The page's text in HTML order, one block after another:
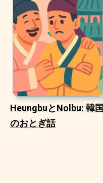
HeungbuとNolbu: 韓国
のおとぎ話